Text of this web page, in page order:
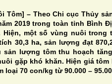
Tôm] – Theo Chi cục Thủy
2019 trong toàn tỉnh Bình
Hiện, một số vùng nuôi
30,3 ha, sản lượng đạt
sản lượng tôm thu hoạch
gặp khó khăn. Hiện giá tôm
loại 70 con/kg từ 90.000 –